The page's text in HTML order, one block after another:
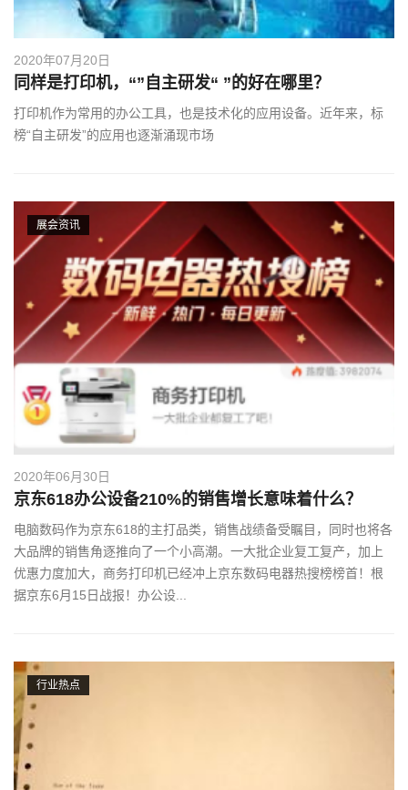
2020年07月20日
同样是打印机，“”自主研发“ ”的好在哪里？
打印机作为常用的办公工具，也是技术化的应用设备。近年来，标
榜“自主研发”的应用也逐渐涌现市场
展会资讯
2020年06月30日
京东618办公设备210%的销售增长意味着什么？
电脑数码作为京东618的主打品类，销售战绩备受瞩目，同时也将各
大品牌的销售角逐推向了一个小高潮。一大批企业复工复产，加上
优惠力度加大，商务打印机已经冲上京东数码电器热搜榜榜首！根
据京东6月15日战报！办公设...
行业热点